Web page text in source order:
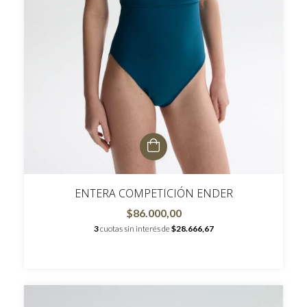
ENTERA COMPETICIÓN ENDER
$86.000,00
3cuotas sin interés de$28.666,67